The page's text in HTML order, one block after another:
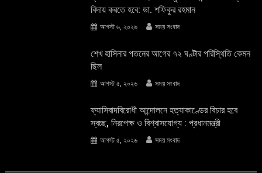
বিদায় করতে হবে: ডা. শফিকুর রহমান
আগস্ট ৬, ২০২৬ সময় সংবাদ
শেখ হাসিনার পতনের আগের ৭২ ঘণ্টার পরিস্থিতি কেমন
ছিল
আগস্ট ৫, ২০২৬ সময় সংবাদ
ফ্যাসিবাদবিরোধী আন্দোলনে হত্যাকাণ্ডের বিচার হবে
স্বচ্ছ, নিরপেক্ষ ও বিশ্বাসযোগ্য : প্রধানমন্ত্রী
আগস্ট ৫, ২০২৬ সময় সংবাদ